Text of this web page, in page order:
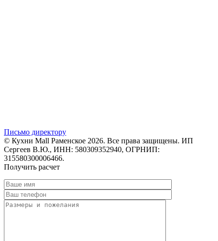
Письмо директору
© Кухни Mall Раменское 2026. Все права защищены. ИП
Сергеев В.Ю., ИНН: 580309352940, ОГРНИП:
315580300006466.
Получить расчет